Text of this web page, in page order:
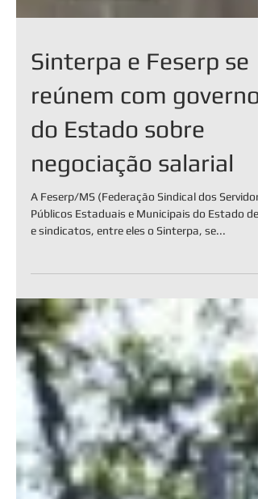
Sinterpa e Feserp se
reúnem com governo
do Estado sobre
negociação salarial
A Feserp/MS (Federação Sindical dos